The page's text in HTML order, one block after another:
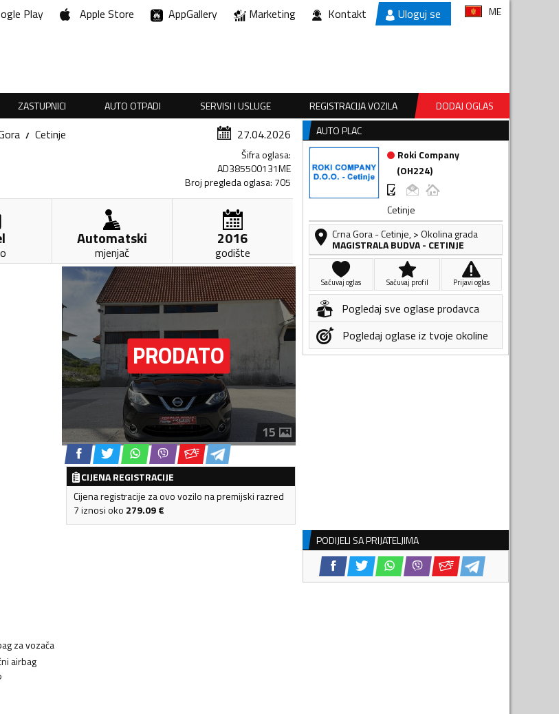
Play Apple Store AppGallery Marketing Kontakt Uloguj se ME
ZASTUPNICI AUTO OTPADI SERVISI I USLUGE REGISTRACIJA VOZILA
DODAJ OGLAS
Cetinje 27.04.2026
Šifra oglasa:
AD385500131ME
Broj pregleda oglasa: 705
Automatski
mjenjač
2016
godište
15
CIJENA REGISTRACIJE
Cijena registracije za ovo vozilo na premijski razred
7 iznosi oko 279.09€
za vozača
airbag
AUTO PLAC
Roki Company
(OH224)
Cetinje
Crna Gora-Cetinje,> Okolina grada
MAGISTRALA BUDVA - CETINJE
Sačuvaj oglas Sačuvaj profil Prijavi oglas
Pogledaj sve oglase prodavca
Pogledaj oglase iz tvoje okoline
PODIJELI SA PRIJATELJIMA